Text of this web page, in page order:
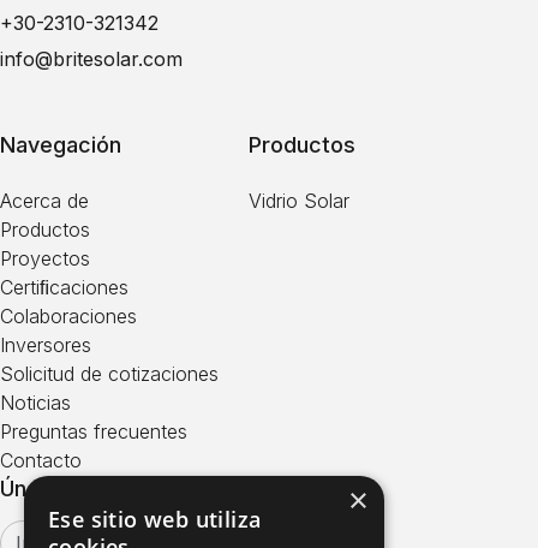
+30-2310-321342
info@britesolar.com
Navegación
Acerca de
Productos
Proyectos
Certiﬁcaciones
Colaboraciones
Inversores
Solicitud de cotizaciones
Noticias
Preguntas frecuentes
Contacto
Productos
Vidrio Solar
Únase a Nuestro Boletín ×
Ese sitio web utiliza